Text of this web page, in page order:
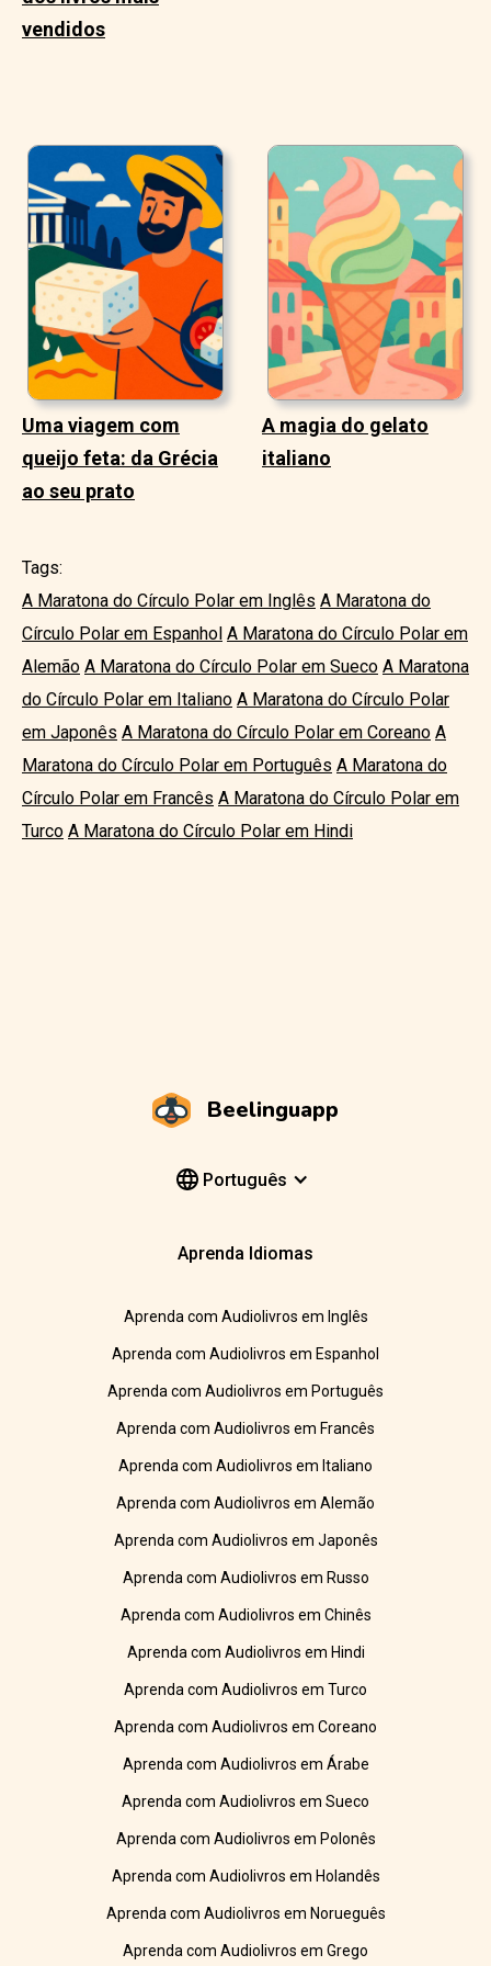
vendidos
Uma viagem com
queijo feta: da Grécia
ao seu prato
A magia do gelato
italiano
Tags:
A Maratona do Círculo Polar em Inglês A Maratona do
Círculo Polar em Espanhol A Maratona do Círculo Polar em
Alemão A Maratona do Círculo Polar em Sueco A Maratona
do Círculo Polar em Italiano A Maratona do Círculo Polar
em Japonês A Maratona do Círculo Polar em Coreano A
Maratona do Círculo Polar em Português A Maratona do
Círculo Polar em Francês A Maratona do Círculo Polar em
Turco A Maratona do Círculo Polar em Hindi
Beelinguapp
Português
Aprenda Idiomas
Aprenda com Audiolivros em Inglês
Aprenda com Audiolivros em Espanhol
Aprenda com Audiolivros em Português
Aprenda com Audiolivros em Francês
Aprenda com Audiolivros em Italiano
Aprenda com Audiolivros em Alemão
Aprenda com Audiolivros em Japonês
Aprenda com Audiolivros em Russo
Aprenda com Audiolivros em Chinês
Aprenda com Audiolivros em Hindi
Aprenda com Audiolivros em Turco
Aprenda com Audiolivros em Coreano
Aprenda com Audiolivros em Árabe
Aprenda com Audiolivros em Sueco
Aprenda com Audiolivros em Polonês
Aprenda com Audiolivros em Holandês
Aprenda com Audiolivros em Norueguês
Aprenda com Audiolivros em Grego